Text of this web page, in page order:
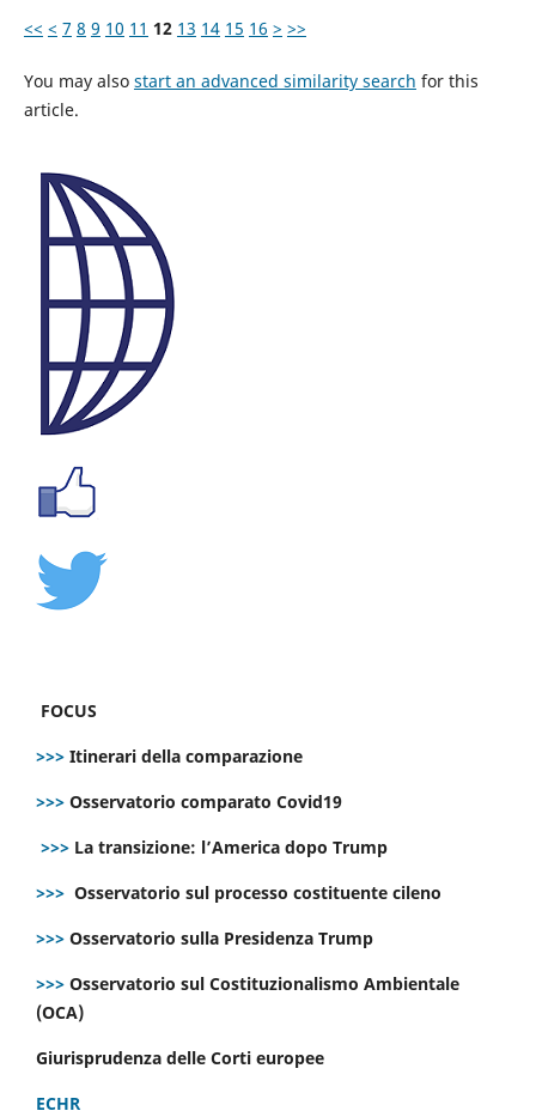
<< < 7 8 9 10 11 12 13 14 15 16 > >>
You may also start an advanced similarity search for this
article.
FOCUS
>>> Itinerari della comparazione
>>> Osservatorio comparato Covid19
>>> La transizione: l’America dopo Trump
>>> Osservatorio sul processo costituente cileno
>>> Osservatorio sulla Presidenza Trump
>>> Osservatorio sul Costituzionalismo Ambientale
(OCA)
Giurisprudenza delle Corti europee
ECHR